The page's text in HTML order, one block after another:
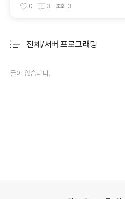
0 3 조회 3
전체/서버 프로그래밍
글이 없습니다.